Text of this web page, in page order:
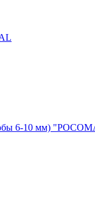
6-10 мм)